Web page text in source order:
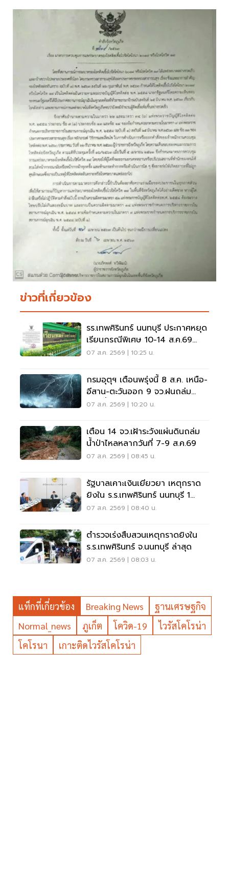
ข่าวที่เกี่ยวข้อง
รร.เทพศิรินทร์ นนทบุรี ประกาศหยุด
เรียนกรณีพิเศษ 10-14 ส.ค.69
หลังเหตุกราดยิง
07 ส.ค. 2569 | 10:25 น.
กรมอุตุฯ เตือนพรุ่งนี้ 8 ส.ค. เหนือ-
อีสาน-ตะวันออก 9 จว.ฝนถล่ม
ระวังน้ำท่วมฉับพลัน
07 ส.ค. 2569 | 10:20 น.
เตือน 14 จว.เฝ้าระวังแผ่นดินถล่ม
น้ำป่าไหลหลากวันที่ 7-9 ส.ค.69
07 ส.ค. 2569 | 08:45 น.
รัฐบาลเคาะเงินเยียวยา เหตุกราด
ยิงใน ร.ร.เทพศิรินทร์ นนทบุรี 1
แสน-1ล้าน
07 ส.ค. 2569 | 08:40 น.
ตำรวจเร่งสืบสวนเหตุกราดยิงใน
ร.ร.เทพศิรินทร์ จ.นนทบุรี ล่าสุด
07 ส.ค. 2569 | 08:03 น.
แท็กที่เกี่ยวข้อง Breaking News
ฐานเศรษฐกิจ
Normal_news
ภูเก็ต โควิด-19
ไวรัสโคโรน่า
โคโรนา
เกาะติดไวรัสโคโรน่า